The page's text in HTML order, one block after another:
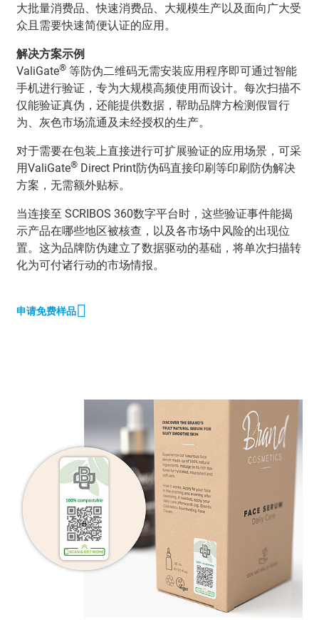
大批量消费品、快速消费品、大规模生产以及面向广大受
众且需要快速简便认证的应用。
解决方案示例
ValiGate® 等防伪二维码无需安装应用程序即可通过智能
手机进行验证，专为大规模高频使用而设计。每次扫描不
仅能验证真伪，还能提供数据，帮助品牌方检测假冒行
为、灰色市场流通及未经授权的生产。
对于需要在包装上直接进行可扩展验证的应用场景，可采
用ValiGate® Direct Print防伪码直接印刷等印刷防伪解决
方案，无需额外贴标。
当连接至 SCRIBOS 360数字平台时，这些验证事件能揭
示产品在哪些地区被核查，以及各市场中风险的出现位
置。这为品牌防伪建立了数据驱动的基础，将单次扫描转
化为可付诸行动的市场情报。
申请免费样品